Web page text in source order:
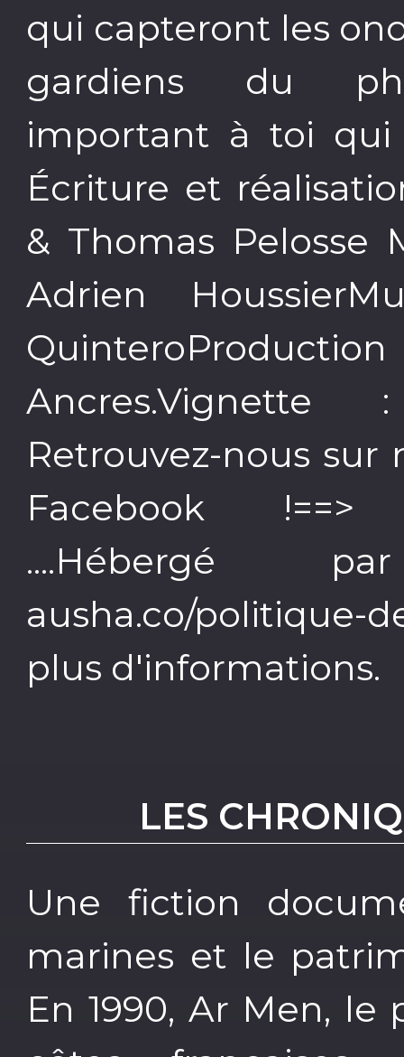
qui capteront les
gardiens du
important à toi qui
Écriture et
& Thomas Pelosse
Adrien
Retrouvez-nous sur
Facebook !==>
....Hébergé
ausha.co/
plus d'informations.
LES
Une fiction
marines et le
En 1990, Ar Men,